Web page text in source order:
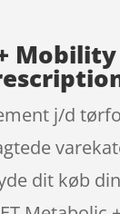
+
j/d
dit køb